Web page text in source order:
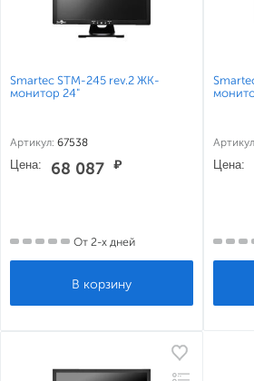
Smartec STM-245 rev.2 ЖК-
монитор 24"
Артикул: 67538
Цена: 68 087 ₽
От 2-х дней
Цена: